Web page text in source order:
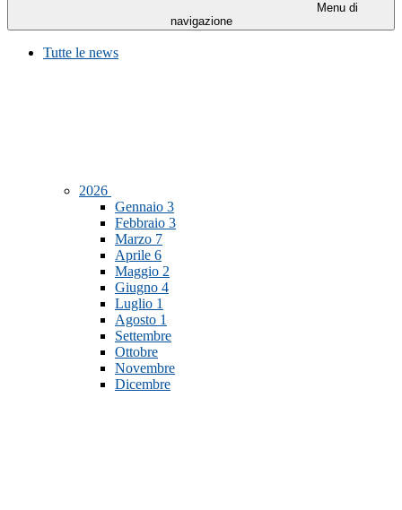
Menu di
navigazione
Tutte le news
2026
Gennaio 3
Febbraio 3
Marzo 7
Aprile 6
Maggio 2
Giugno 4
Luglio 1
Agosto 1
Settembre
Ottobre
Novembre
Dicembre